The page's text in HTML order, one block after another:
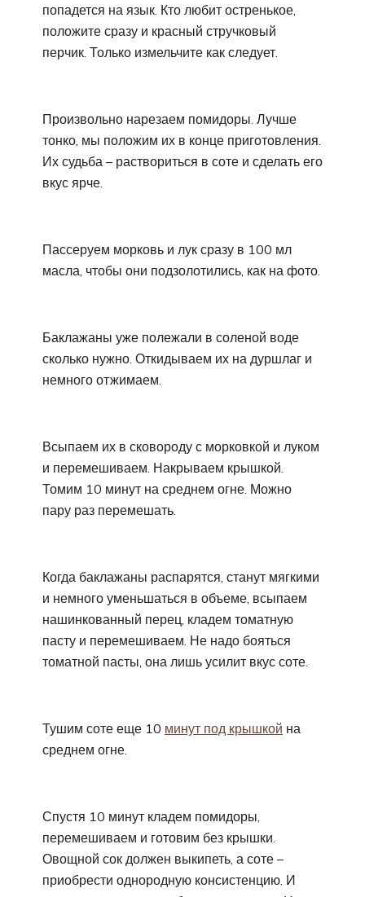
попадется на язык. Кто любит остренькое,
положите сразу и красный стручковый
перчик. Только измельчите как следует.
Произвольно нарезаем помидоры. Лучше
тонко, мы положим их в конце приготовления.
Их судьба – раствориться в соте и сделать его
вкус ярче.
Пассеруем морковь и лук сразу в 100 мл
масла, чтобы они подзолотились, как на фото.
Баклажаны уже полежали в соленой воде
сколько нужно. Откидываем их на дуршлаг и
немного отжимаем.
Всыпаем их в сковороду с морковкой и луком
и перемешиваем. Накрываем крышкой.
Томим 10 минут на среднем огне. Можно
пару раз перемешать.
Когда баклажаны распарятся, станут мягкими
и немного уменьшаться в объеме, всыпаем
нашинкованный перец, кладем томатную
пасту и перемешиваем. Не надо бояться
томатной пасты, она лишь усилит вкус соте.
Тушим соте еще 10 минут под крышкой на
среднем огне.
Спустя 10 минут кладем помидоры,
перемешиваем и готовим без крышки.
Овощной сок должен выкипеть, а соте –
приобрести однородную консистенцию. И